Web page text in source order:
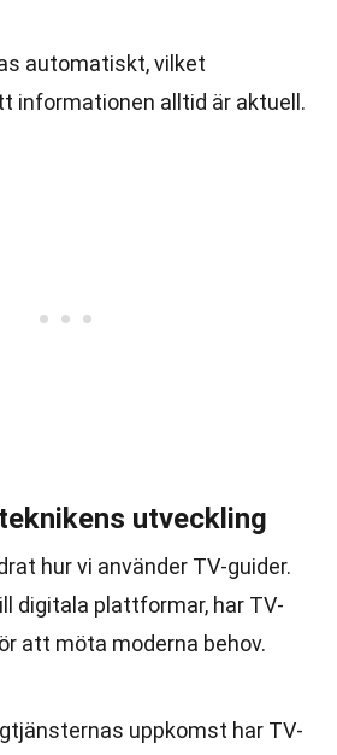
automatiskt, vilket
informationen alltid är aktuell.
utveckling
hur vi använder TV-guider.
digitala plattformar, har TV-
att möta moderna behov.
uppkomst har TV-